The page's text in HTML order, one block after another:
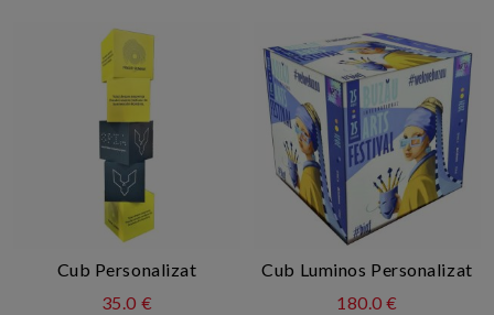
Cub Personalizat
35.0 €
Cub Luminos Personalizat
180.0 €